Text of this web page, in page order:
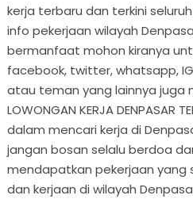
kerja terbaru dan terkini seluruh
info pekerjaan wilayah
bermanfaat mohon kiranya
facebook, twitter, whatsapp,
atau teman yang lainnya juga
LOWONGAN KERJA DENPASAR
dalam mencari kerja di
jangan bosan selalu berdoa
mendapatkan pekerjaan yang
dan kerjaan di wilayah